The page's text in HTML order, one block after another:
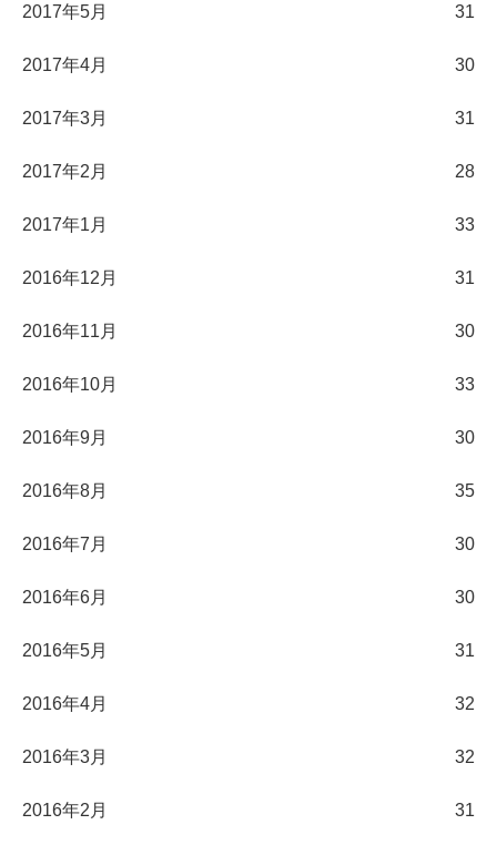
2017年5月 31
2017年4月 30
2017年3月 31
2017年2月 28
2017年1月 33
2016年12月 31
2016年11月 30
2016年10月 33
2016年9月 30
2016年8月 35
2016年7月 30
2016年6月 30
2016年5月 31
2016年4月 32
2016年3月 32
2016年2月 31